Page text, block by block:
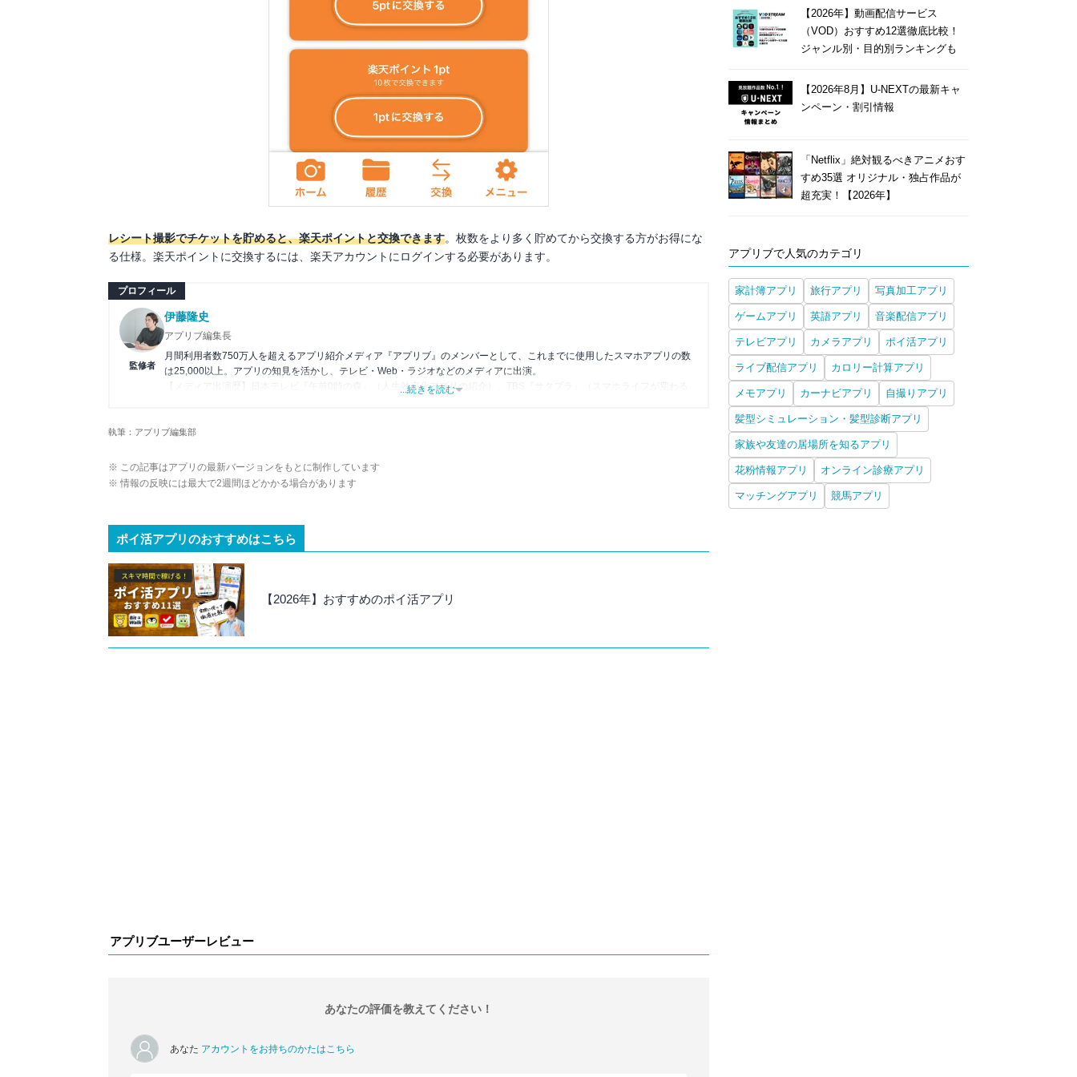
レシート撮影でチケットを貯めると、楽天ポイントと交換できます。枚数をより多く貯めてから交換する方がお得にな
る仕様。楽天ポイントに交換するには、楽天アカウントにログインする必要があります。
プロフィール
監修者
伊藤隆史
アプリブ編集長
月間利用者数750万人を超えるアプリ紹介メディア『アプリブ』のメンバーとして、これまでに使用したスマホアプリの数
は25,000以上。アプリの知見を活かし、テレビ・Web・ラジオなどのメディアに出演。
【メディア出演歴】日本テレビ『午前0時の森』（人生効率化アプリの紹介）、TBS『サタプラ』（スマホライフが変わる神
Wikipedia
...続きを読む
執筆：アプリブ編集部
※ この記事はアプリの最新バージョンをもとに制作しています
※ 情報の反映には最大で2週間ほどかかる場合があります
ポイ活アプリのおすすめはこちら
【2026年】おすすめのポイ活アプリ
アプリブユーザーレビュー
あなたの評価を教えてください！
あなた アカウントをお持ちのかたはこちら
【2026年】動画配信サービス
（VOD）おすすめ12選徹底比較！
ジャンル別・目的別ランキングも
【2026年8月】U-NEXTの最新キャ
ンペーン・割引情報
「Netflix」絶対観るべきアニメおす
すめ35選 オリジナル・独占作品が
超充実！【2026年】
アプリブで人気のカテゴリ
家計簿アプリ 旅行アプリ 写真加工アプリ
ゲームアプリ 英語アプリ 音楽配信アプリ
テレビアプリ カメラアプリ ポイ活アプリ
ライブ配信アプリ カロリー計算アプリ
メモアプリ カーナビアプリ 自撮りアプリ
髪型シミュレーション・髪型診断アプリ
家族や友達の居場所を知るアプリ
花粉情報アプリ オンライン診療アプリ
マッチングアプリ 競馬アプリ